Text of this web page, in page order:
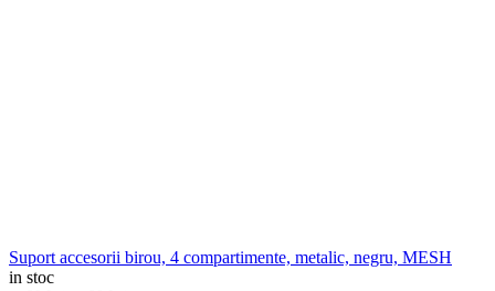
Suport accesorii birou, 4 compartimente, metalic, negru, MESH
in stoc